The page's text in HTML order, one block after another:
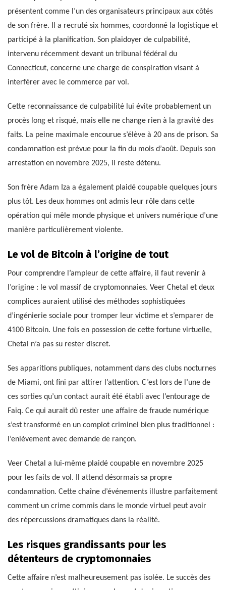
présentent comme l’un des organisateurs principaux aux côtés
de son frère. Il a recruté six hommes, coordonné la logistique et
participé à la planification. Son plaidoyer de culpabilité,
intervenu récemment devant un tribunal fédéral du
Connecticut, concerne une charge de conspiration visant à
interférer avec le commerce par vol.
Cette reconnaissance de culpabilité lui évite probablement un
procès long et risqué, mais elle ne change rien à la gravité des
faits. La peine maximale encourue s’élève à 20 ans de prison. Sa
condamnation est prévue pour la fin du mois d’août. Depuis son
arrestation en novembre 2025, il reste détenu.
Son frère Adam Iza a également plaidé coupable quelques jours
plus tôt. Les deux hommes ont admis leur rôle dans cette
opération qui mêle monde physique et univers numérique d’une
manière particulièrement violente.
Le vol de Bitcoin à l’origine de tout
Pour comprendre l’ampleur de cette affaire, il faut revenir à
l’origine : le vol massif de cryptomonnaies. Veer Chetal et deux
complices auraient utilisé des méthodes sophistiquées
d’ingénierie sociale pour tromper leur victime et s’emparer de
4100 Bitcoin. Une fois en possession de cette fortune virtuelle,
Chetal n’a pas su rester discret.
Ses apparitions publiques, notamment dans des clubs nocturnes
de Miami, ont fini par attirer l’attention. C’est lors de l’une de
ces sorties qu’un contact aurait été établi avec l’entourage de
Faiq. Ce qui aurait dû rester une affaire de fraude numérique
s’est transformé en un complot criminel bien plus traditionnel :
l’enlèvement avec demande de rançon.
Veer Chetal a lui-même plaidé coupable en novembre 2025
pour les faits de vol. Il attend désormais sa propre
condamnation. Cette chaîne d’événements illustre parfaitement
comment un crime commis dans le monde virtuel peut avoir
des répercussions dramatiques dans la réalité.
Les risques grandissants pour les
détenteurs de cryptomonnaies
Cette affaire n’est malheureusement pas isolée. Le succès des